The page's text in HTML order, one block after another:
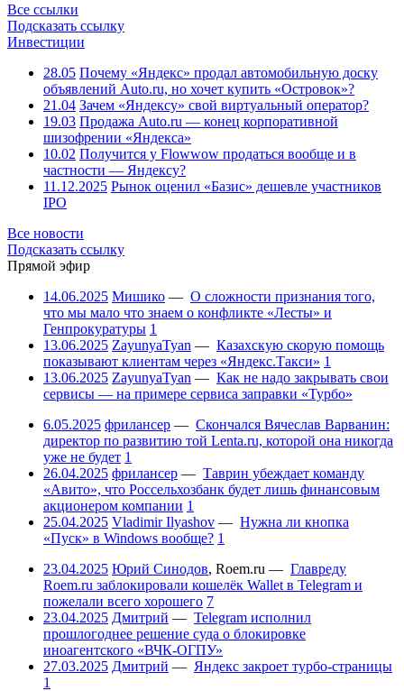
Все ссылки
Подсказать ссылку
Инвестиции
28.05 Почему «Яндекс» продал автомобильную доску
объявлений Auto.ru, но хочет купить «Островок»?
21.04 Зачем «Яндексу» свой виртуальный оператор?
19.03 Продажа Auto.ru — конец корпоративной
шизофрении «Яндекса»
10.02 Получится у Flowwow продаться вообще и в
частности — Яндексу?
11.12.2025 Рынок оценил «Базис» дешевле участников
IPO
Все новости
Подсказать ссылку
Прямой эфир
14.06.2025 Мишико — О сложности признания того,
что мы мало что знаем о конфликте «Лесты» и
Генпрокуратуры 1
13.06.2025 ZayunyaTyan — Казахскую скорую помощь
показывают клиентам через «Яндекс.Такси» 1
13.06.2025 ZayunyaTyan — Как не надо закрывать свои
сервисы — на примере сервиса заправки «Турбо»
6.05.2025 фрилансер — Скончался Вячеслав Варванин:
директор по развитию той Lenta.ru, которой она никогда
уже не будет 1
26.04.2025 фрилансер — Таврин убеждает команду
«Авито», что Россельхозбанк будет лишь финансовым
акционером компании 1
25.04.2025 Vladimir Ilyashov — Нужна ли кнопка
«Пуск» в Windows вообще? 1
23.04.2025 Юрий Синодов, Roem.ru — Главреду
Roem.ru заблокировали кошелёк Wallet в Telegram и
пожелали всего хорошего 7
23.04.2025 Дмитрий — Telegram исполнил
прошлогоднее решение суда о блокировке
иноагентского «ВЧК-ОГПУ»
27.03.2025 Дмитрий — Яндекс закроет турбо-страницы
1